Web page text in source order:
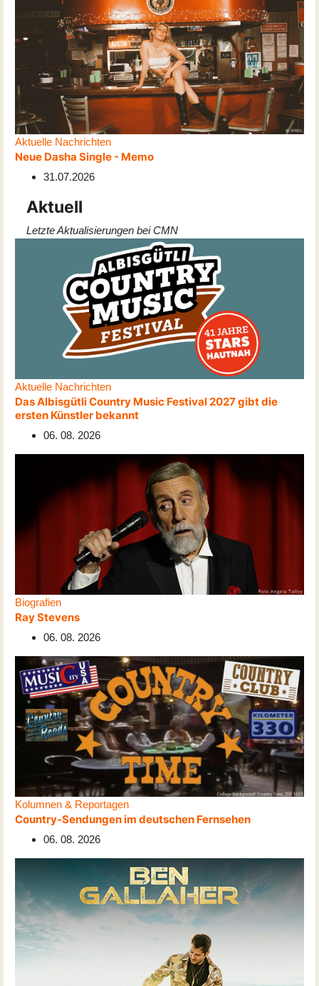
Aktuelle Nachrichten
Neue Dasha Single - Memo
31.07.2026
Aktuell
Letzte Aktualisierungen bei CMN
Aktuelle Nachrichten
Das Albisgütli Country Music Festival 2027 gibt die
ersten Künstler bekannt
06. 08. 2026
Biografien
Ray Stevens
06. 08. 2026
Kolumnen & Reportagen
Country-Sendungen im deutschen Fernsehen
06. 08. 2026